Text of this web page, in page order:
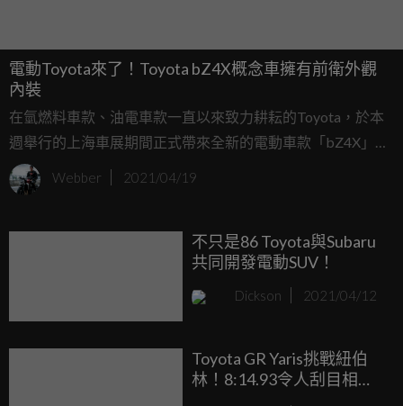
電動Toyota來了！Toyota bZ4X概念車擁有前衛外觀
內裝
在氫燃料車款、油電車款一直以來致力耕耘的Toyota，於本
週舉行的上海車展期間正式帶來全新的電動車款「bZ4X」，
此外也宣布到2025年間，Toyota將提供15款EV車型，而純電
專屬家族bZ則有7款新車，bZ代表的意義也就是Beyond
Webber 2021/04/19
不只是86 Toyota與Subaru
共同開發電動SUV！
Dickson 2021/04/12
Toyota GR Yaris挑戰紐伯
林！8:14.93令人刮目相